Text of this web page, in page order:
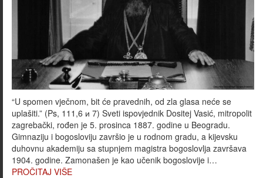
“U spomen vječnom, bit će pravednih, od zla glasa neće se
uplašiti.” (Ps, 111,6 и 7) Sveti ispovjednik Dositej Vasić, mitropolit
zagrebački, rođen je 5. prosinca 1887. godine u Beogradu.
Gimnaziju i bogosloviju završio je u rodnom gradu, a kijevsku
duhovnu akademiju sa stupnjem magistra bogoslovlja završava
1904. godine. Zamonašen je kao učenik bogoslovije i…
PROČITAJ VIŠE